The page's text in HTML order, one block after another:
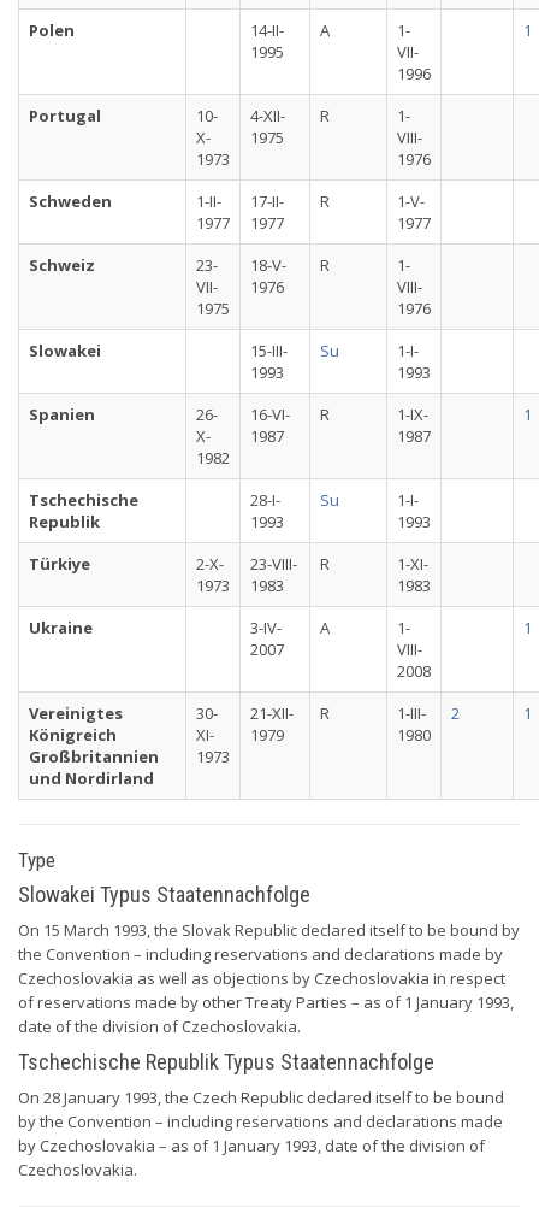
Polen
14-II-
1995
A
1-
VII-
1996
1
Portugal
10-
X-
1973
4-XII-
1975
R
1-
VIII-
1976
Schweden
1-II-
1977
17-II-
1977
R
1-V-
1977
Schweiz
23-
VII-
1975
18-V-
1976
R
1-
VIII-
1976
Slowakei
15-III-
1993
Su
1-I-
1993
Spanien
26-
X-
1982
16-VI-
1987
R
1-IX-
1987
1
Tschechische
Republik
28-I-
1993
Su
1-I-
1993
Türkiye
2-X-
1973
23-VIII-
1983
R
1-XI-
1983
Ukraine
3-IV-
2007
A
1-
VIII-
2008
1
Vereinigtes
Königreich
Großbritannien
und Nordirland
30-
XI-
1973
21-XII-
1979
R
1-III-
1980
2 1
Type
Slowakei Typus Staatennachfolge
On 15 March 1993, the Slovak Republic declared itself to be bound by
the Convention – including reservations and declarations made by
Czechoslovakia as well as objections by Czechoslovakia in respect
of reservations made by other Treaty Parties – as of 1 January 1993,
date of the division of Czechoslovakia.
Tschechische Republik Typus Staatennachfolge
On 28 January 1993, the Czech Republic declared itself to be bound
by the Convention – including reservations and declarations made
by Czechoslovakia – as of 1 January 1993, date of the division of
Czechoslovakia.